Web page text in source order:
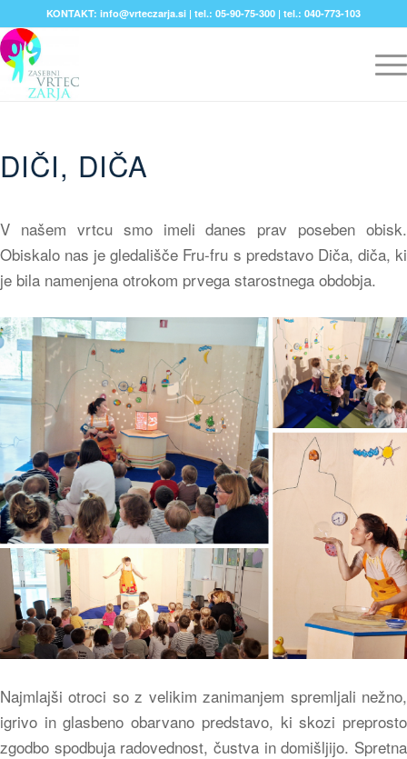
KONTAKT: info@vrteczarja.si | tel.: 05-90-75-300 | tel.: 040-773-103
DIČI, DIČA
V našem vrtcu smo imeli danes prav poseben obisk.
Obiskalo nas je gledališče Fru-fru s predstavo Diča, diča, ki
je bila namenjena otrokom prvega starostnega obdobja.
Najmlajši otroci so z velikim zanimanjem spremljali nežno,
igrivo in glasbeno obarvano predstavo, ki skozi preprosto
zgodbo spodbuja radovednost, čustva in domišljijo. Spretna